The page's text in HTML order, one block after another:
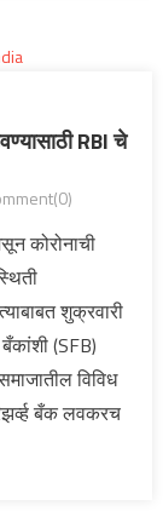
RBI चे
कोरोनाची
शुक्रवारी
(SFB)
विविध
बँक लवकरच